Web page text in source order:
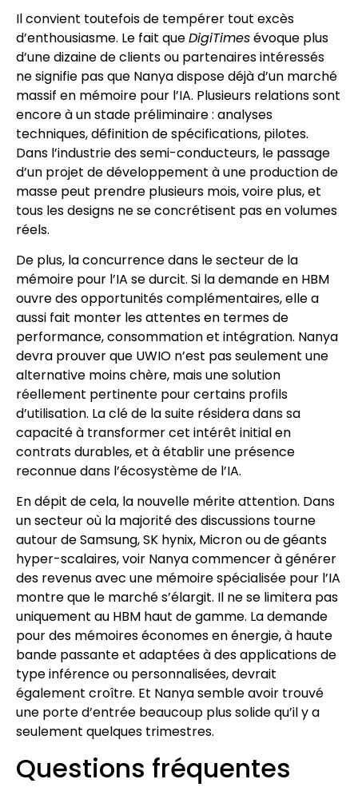
Il convient toutefois de tempérer tout excès
d’enthousiasme. Le fait queDigiTimesévoque plus
d’une dizaine de clients ou partenaires intéressés
ne signifie pas que Nanya dispose déjà d’un marché
massif en mémoire pour l’IA. Plusieurs relations sont
encore à un stade préliminaire : analyses
techniques, définition de spécifications, pilotes.
Dans l’industrie des semi-conducteurs, le passage
d’un projet de développement à une production de
masse peut prendre plusieurs mois, voire plus, et
tous les designs ne se concrétisent pas en volumes
réels.
De plus, la concurrence dans le secteur de la
mémoire pour l’IA se durcit. Si la demande en HBM
ouvre des opportunités complémentaires, elle a
aussi fait monter les attentes en termes de
performance, consommation et intégration. Nanya
devra prouver que UWIO n’est pas seulement une
alternative moins chère, mais une solution
réellement pertinente pour certains profils
d’utilisation. La clé de la suite résidera dans sa
capacité à transformer cet intérêt initial en
contrats durables, et à établir une présence
reconnue dans l’écosystème de l’IA.
En dépit de cela, la nouvelle mérite attention. Dans
un secteur où la majorité des discussions tourne
autour de Samsung, SK hynix, Micron ou de géants
hyper-scalaires, voir Nanya commencer à générer
des revenus avec une mémoire spécialisée pour l’IA
montre que le marché s’élargit. Il ne se limitera pas
uniquement au HBM haut de gamme. La demande
pour des mémoires économes en énergie, à haute
bande passante et adaptées à des applications de
type inférence ou personnalisées, devrait
également croître. Et Nanya semble avoir trouvé
une porte d’entrée beaucoup plus solide qu’il y a
seulement quelques trimestres.
Questions fréquentes